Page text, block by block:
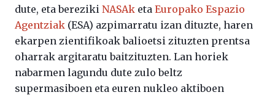
dute, eta bereziki NASAk eta Europako Espazio
Agentziak (ESA) azpimarratu izan dituzte, haren
ekarpen zientifikoak balioetsi zituzten prentsa
oharrak argitaratu baitzituzten. Lan horiek
nabarmen lagundu dute zulo beltz
supermasiboen eta euren nukleo aktiboen